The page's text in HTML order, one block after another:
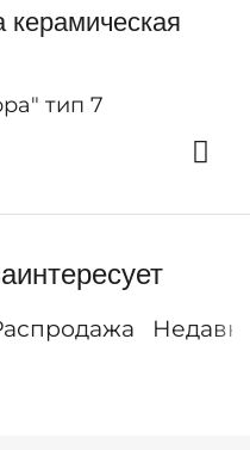
керамическая
тип 7